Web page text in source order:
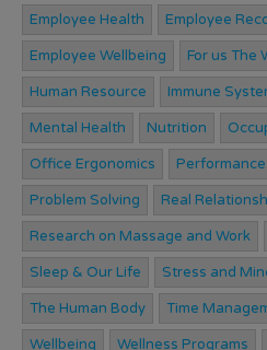
Employee Health Employee
Employee Wellbeing For us The
Human Resource Immune
Mental Health Nutrition
Office Ergonomics
Problem Solving Real
Research on Massage and Work
Sleep & Our Life Stress and
The Human Body Time
Wellbeing Wellness Programs